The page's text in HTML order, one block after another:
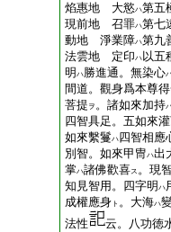
焰惠地 大慾ハ第五
現前地 召罪ハ第七
動地 淨業障ハ第九
法雲地 定印ハ 以五
明 ハ勝進通。無染心
間道。觀身爲本尊
菩提 ヲ 。諸如來加持
四智具足。五如來
如來繫鬘ハ四智相應
別智。如來甲冑ハ出
掌ハ諸佛歡喜ス 。現
知見智用。四字明 ハ
成權應身 ト 。大海ハ
法性
云。八功徳